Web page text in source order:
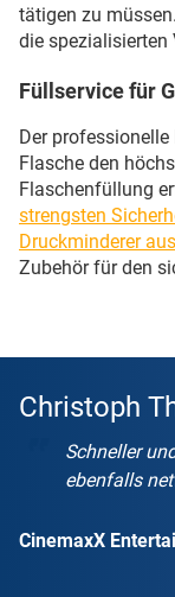
tätigen zu
die spezialisierten
Füllservice für
Der
Flasche den
Flaschenfüllung
strengsten
Druckminderer
Zubehör für den
Christoph
Schneller
ebenfalls
CinemaxX